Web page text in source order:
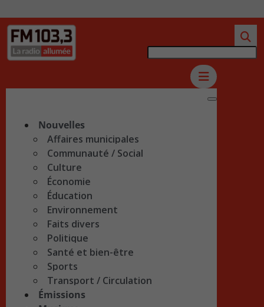
Nouvelles
Affaires municipales
Communauté / Social
Culture
Économie
Éducation
Environnement
Faits divers
Politique
Santé et bien-être
Sports
Transport / Circulation
Émissions